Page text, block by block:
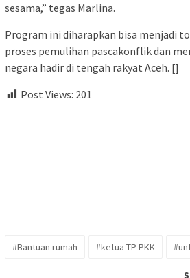
sesama,” tegas Marlina.
Program ini diharapkan bisa menjadi
proses pemulihan pascakonflik dan
negara hadir di tengah rakyat Aceh. []
Post Views: 201
#Bantuan rumah #ketua TP PKK